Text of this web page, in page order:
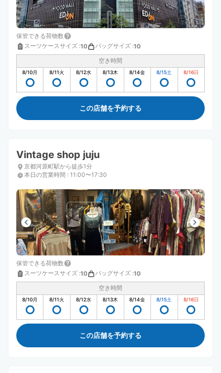
保管できる荷物数
スーツケースサイズ :10 バッグサイズ :10
空き時間
8/10月 8/11火 8/12水 8/13木 8/14金 8/15土 8/16日
この店舗を予約する
Vintage shop juju
京都河原町駅から徒歩1分
本日の営業時間 : 11:00〜17:30
保管できる荷物数
スーツケースサイズ :10 バッグサイズ :10
空き時間
8/10月 8/11火 8/12水 8/13木 8/14金 8/15土 8/16日
この店舗を予約する